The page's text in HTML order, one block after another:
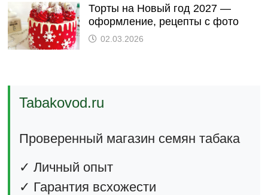
Торты на Новый год 2027 —
оформление, рецепты с фото
02.03.2026
Tabakovod.ru
Проверенный магазин семян табака
✓ Личный опыт
✓ Гарантия всхожести